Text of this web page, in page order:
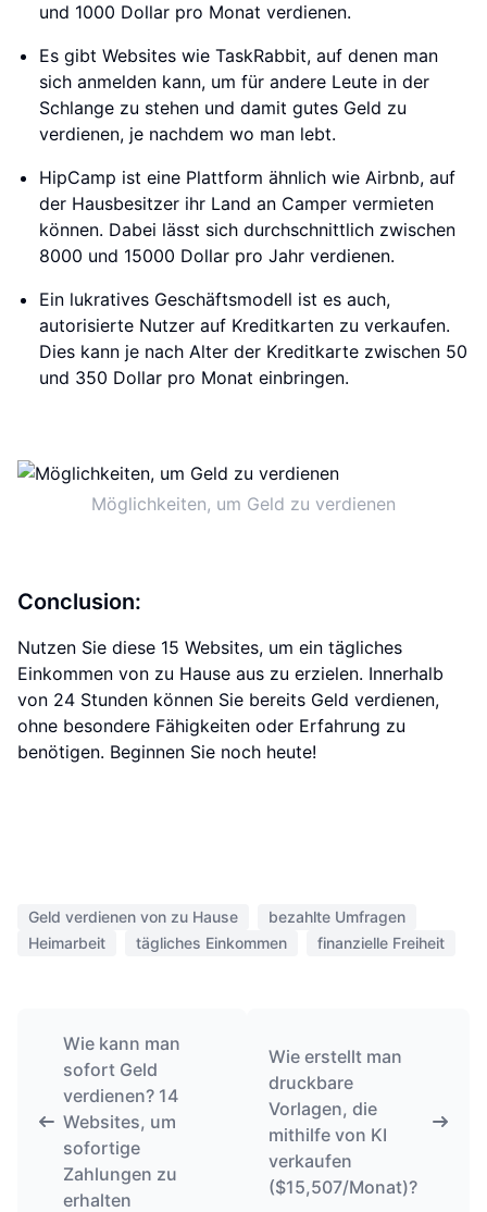
und 1000 Dollar pro Monat verdienen.
Es gibt Websites wie TaskRabbit, auf denen man
sich anmelden kann, um für andere Leute in der
Schlange zu stehen und damit gutes Geld zu
verdienen, je nachdem wo man lebt.
HipCamp ist eine Plattform ähnlich wie Airbnb, auf
der Hausbesitzer ihr Land an Camper vermieten
können. Dabei lässt sich durchschnittlich zwischen
8000 und 15000 Dollar pro Jahr verdienen.
Ein lukratives Geschäftsmodell ist es auch,
autorisierte Nutzer auf Kreditkarten zu verkaufen.
Dies kann je nach Alter der Kreditkarte zwischen 50
und 350 Dollar pro Monat einbringen.
Möglichkeiten, um Geld zu verdienen
Conclusion:
Nutzen Sie diese 15 Websites, um ein tägliches
Einkommen von zu Hause aus zu erzielen. Innerhalb
von 24 Stunden können Sie bereits Geld verdienen,
ohne besondere Fähigkeiten oder Erfahrung zu
benötigen. Beginnen Sie noch heute!
Geld verdienen von zu Hause
bezahlte Umfragen
Heimarbeit
tägliches Einkommen finanzielle Freiheit
Wie kann man
sofort Geld
verdienen? 14
Websites, um
sofortige
Zahlungen zu
erhalten
Wie erstellt man
druckbare
Vorlagen, die
mithilfe von KI
verkaufen
($15,507/Monat)?